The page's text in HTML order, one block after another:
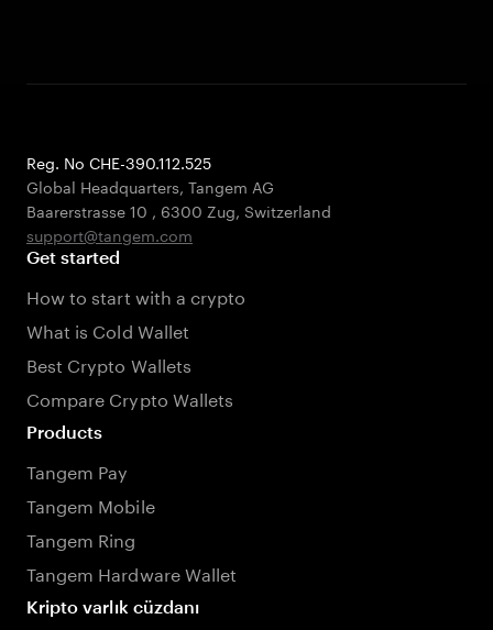
Reg. No CHE-390.112.525
Global Headquarters, Tangem AG
Baarerstrasse 10 , 6300 Zug, Switzerland
support@tangem.com
Get started
How to start with a crypto
What is Cold Wallet
Best Crypto Wallets
Compare Crypto Wallets
Products
Tangem Pay
Tangem Mobile
Tangem Ring
Tangem Hardware Wallet
Kripto varlık cüzdanı